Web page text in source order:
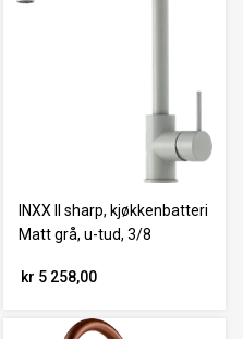
INXX II sharp, kjøkkenbatteri
Matt grå, u-tud, 3/8
kr 5 258,00